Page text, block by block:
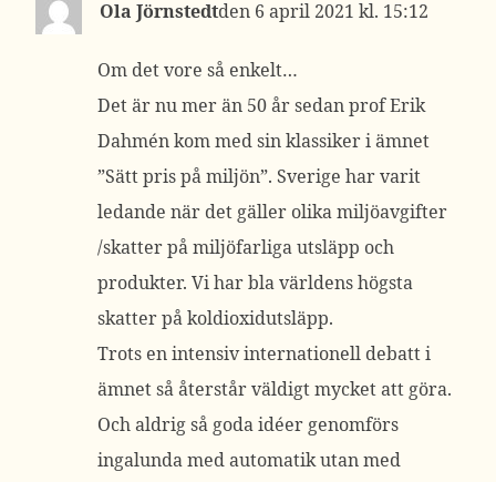
Ola Jörnstedt 6 april 2021 kl. 15:12
Om det vore så enkelt…
Det är nu mer än 50 år sedan prof Erik
Dahmén kom med sin klassiker i ämnet
”Sätt pris på miljön”. Sverige har varit
ledande när det gäller olika miljöavgifter
/skatter på miljöfarliga utsläpp och
produkter. Vi har bla världens högsta
skatter på koldioxidutsläpp.
Trots en intensiv internationell debatt i
ämnet så återstår väldigt mycket att göra.
Och aldrig så goda idéer genomförs
ingalunda med automatik utan med